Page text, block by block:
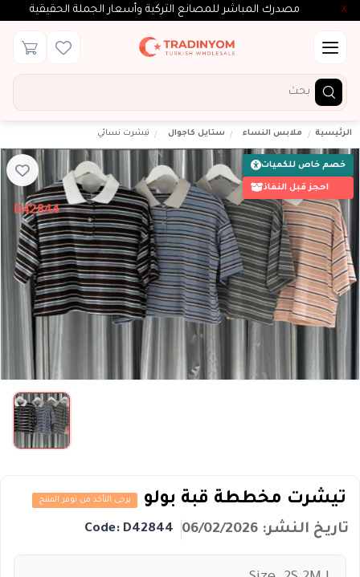
مصدرك المباشر للمصانع التركية وأسعار الجملة الحقيقية X
الرئيسية ملابس النساء ستايل كاجوال تيشرت نسائي
خصم خاص للكميات
احجز قبل النفاذ
تيشرت مخططة قبة بولو يرجى التأكد من توفر المنتج
تاريخ النشر: 06/02/2026 Code: D42844